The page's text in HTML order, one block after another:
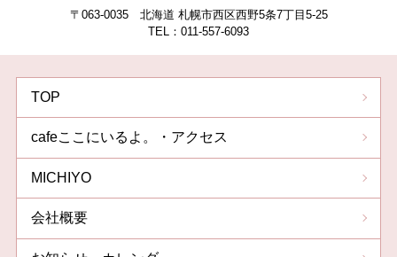
〒063-0035 北海道 札幌市西区西野5条7丁目5-25
TEL：011-557-6093
TOP
cafeここにいるよ。・アクセス
MICHIYO
会社概要